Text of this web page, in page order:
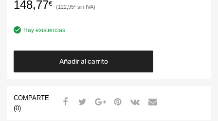
148,77€ 122,95€
Hay existencias
Añadir al carrito
COMPARTE
(0)